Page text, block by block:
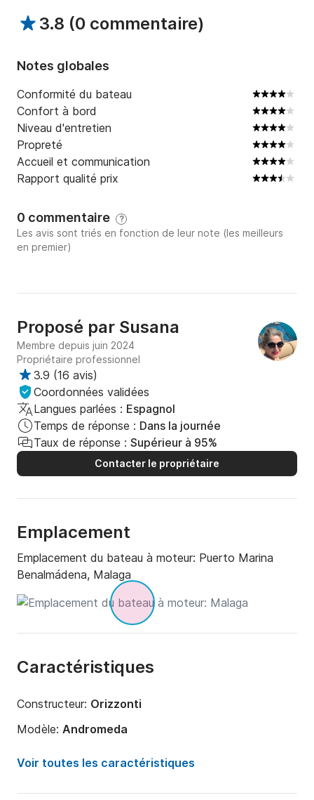
3.8 (0 commentaire)
Notes globales
Conformité du bateau
Confort à bord
Niveau d'entretien
Propreté
Accueil et communication
Rapport qualité prix
0 commentaire ?
Les avis sont triés en fonction de leur note (les meilleurs
en premier)
Proposé par Susana
Membre depuis juin 2024
Propriétaire professionnel
3.9 (16 avis)
Coordonnées validées
Langues parlées : Espagnol
Temps de réponse : Dans la journée
Taux de réponse : Supérieur à 95%
Contacter le propriétaire
Emplacement
Emplacement du bateau à moteur: Puerto Marina
Benalmádena, Malaga
Caractéristiques
Constructeur: Orizzonti
Modèle: Andromeda
Puissance moteur:
115cv
Voir toutes les caractéristiques